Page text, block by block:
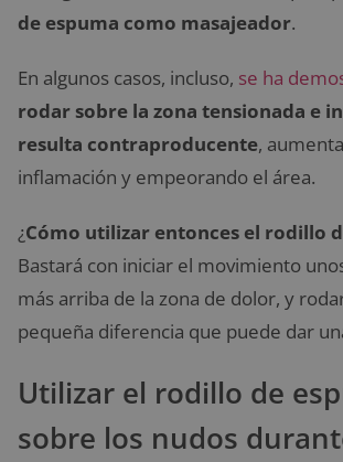
de espuma como masajeador.
En algunos casos, incluso, se ha
rodar sobre la zona tensionada e
resulta contraproducente,
inflamación y empeorando el área.
¿Cómo utilizar entonces el rodillo
Bastará con iniciar el movimiento
más arriba de la zona de dolor, y
pequeña diferencia que puede dar
Utilizar el rodillo de
sobre los nudos